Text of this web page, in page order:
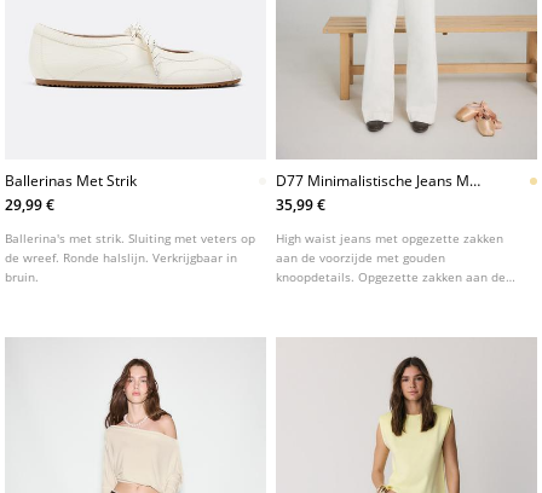
Ballerinas Met Strik
29,99 €
Ballerina's met strik. Sluiting met veters op
de wreef. Ronde halslijn. Verkrijgbaar in
bruin.
D77 Minimalistische Jeans Met
Zakken
35,99 €
High waist jeans met opgezette zakken
aan de voorzijde met gouden
knoopdetails. Opgezette zakken aan de
met rits en knoop. Verkrijgbaar in diverse